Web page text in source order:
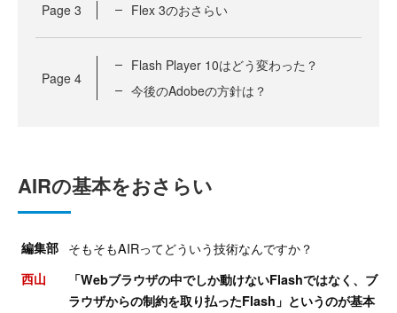
Page 3 Flex 3のおさらい
Page 4
Flash Player 10はどう変わった？
今後のAdobeの方針は？
AIRの基本をおさらい
編集部 そもそもAIRってどういう技術なんですか？
西山
「Webブラウザの中でしか動けないFlashではなく、ブ
ラウザからの制約を取り払ったFlash」というのが基本